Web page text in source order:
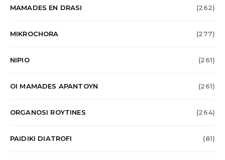
MAMADES EN DRASI (262)
MIKROCHORA (277)
NIPIO (261)
OI MAMADES APANTOYN (261)
ORGANOSI ROYTINES (264)
PAIDIKI DIATROFI (81)